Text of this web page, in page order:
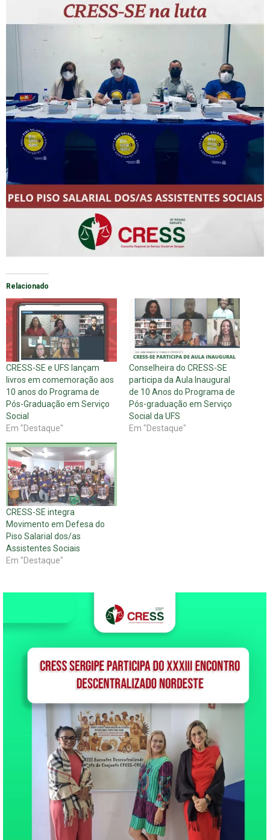
Relacionado
CRESS-SE e UFS lançam
livros em comemoração aos
10 anos do Programa de
Pós-Graduação em Serviço
Social
Em "Destaque"
Conselheira do CRESS-SE
participa da Aula Inaugural
de 10 Anos do Programa de
Pós-graduação em Serviço
Social da UFS
Em "Destaque"
CRESS-SE integra
Movimento em Defesa do
Piso Salarial dos/as
Assistentes Sociais
Em "Destaque"